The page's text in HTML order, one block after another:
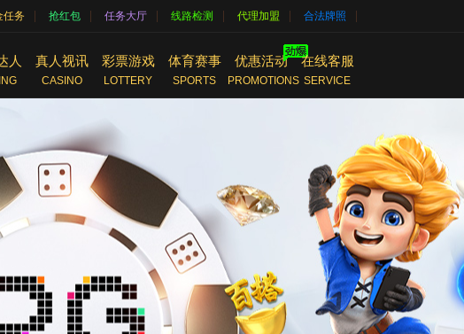
任务 抢红包 任务大厅 线路检测 代理加盟 合法牌照
人 真人视讯
CASINO
彩票游戏
LOTTERY
体育赛事
SPORTS
优惠活动
PROMOTIONS
在线客服
SERVICE